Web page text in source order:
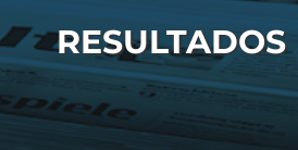
RESULTADOS